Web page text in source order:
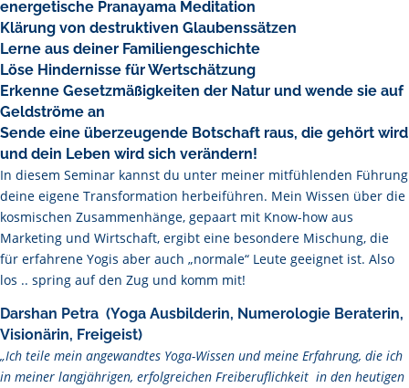
energetische Pranayama Meditation
Klärung von destruktiven Glaubenssätzen
Lerne aus deiner Familiengeschichte
Löse Hindernisse für Wertschätzung
Erkenne Gesetzmäßigkeiten der Natur und wende sie auf
Geldströme an
Sende eine überzeugende Botschaft raus, die gehört wird
und dein Leben wird sich verändern!
In diesem Seminar kannst du unter meiner mitfühlenden Führung
deine eigene Transformation herbeiführen. Mein Wissen über die
kosmischen Zusammenhänge, gepaart mit Know-how aus
Marketing und Wirtschaft, ergibt eine besondere Mischung, die
für erfahrene Yogis aber auch „normale“ Leute geeignet ist. Also
los .. spring auf den Zug und komm mit!
Darshan Petra (Yoga Ausbilderin, Numerologie Beraterin,
Visionärin, Freigeist)
„Ich teile mein angewandtes Yoga-Wissen und meine Erfahrung, die ich
in meiner langjährigen, erfolgreichen Freiberuflichkeit in den heutigen